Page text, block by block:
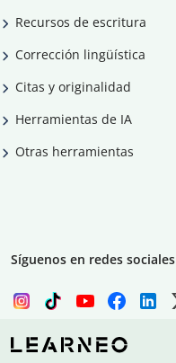
Recursos de escritura
Corrección lingüística
Citas y originalidad
Herramientas de IA
Otras herramientas
Síguenos en redes sociales